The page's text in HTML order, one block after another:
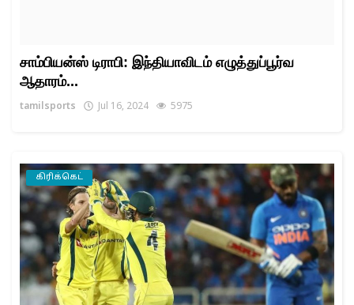
சாம்பியன்ஸ் டிராபி: இந்தியாவிடம் எழுத்துப்பூர்வ
ஆதாரம்...
tamilsports Jul 16, 2024 5975
கிரிக்கெட்